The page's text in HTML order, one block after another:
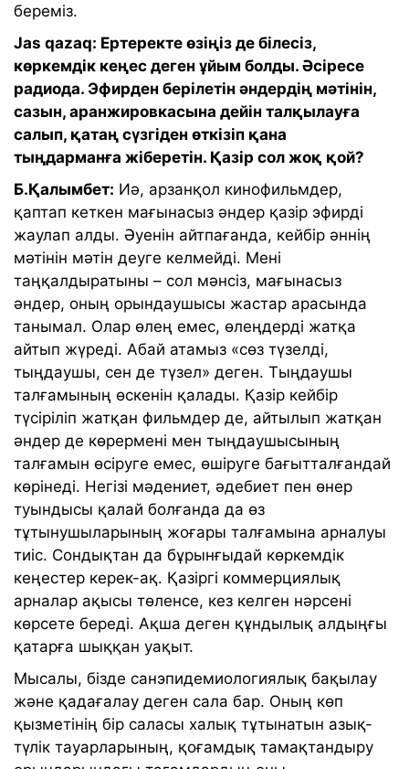
береміз.
Jas qazaq: Ертеректе өзіңіз де білесіз,
көркемдік кеңес деген ұйым болды. Әсіресе
радиода. Эфирден берілетін әндердің мәтінін,
сазын, аранжировкасына дейін талқылауға
салып, қатаң сүзгіден өткізіп қана
тыңдарманға жіберетін. Қазір сол жоқ қой?
Б.Қалымбет: Иә, арзанқол кинофильмдер,
қаптап кеткен мағынасыз әндер қазір эфирді
жаулап алды. Әуенін айтпағанда, кейбір әннің
мәтінін мәтін деуге келмейді. Мені
таңқалдыратыны – сол мәнсіз, мағынасыз
әндер, оның орындаушысы жастар арасында
танымал. Олар өлең емес, өлеңдерді жатқа
айтып жүреді. Абай атамыз «сөз түзелді,
тыңдаушы, сен де түзел» деген. Тыңдаушы
талғамының өскенін қалады. Қазір кейбір
түсіріліп жатқан фильмдер де, айтылып жатқан
әндер де көрермені мен тыңдаушысының
талғамын өсіруге емес, өшіруге бағытталғандай
көрінеді. Негізі мәдениет, әдебиет пен өнер
туындысы қалай болғанда да өз
тұтынушыларының жоғары талғамына арналуы
тиіс. Сондықтан да бұрынғыдай көркемдік
кеңестер керек-ақ. Қазіргі коммерциялық
арналар ақысы төленсе, кез келген нәрсені
көрсете береді. Ақша деген құндылық алдыңғы
қатарға шыққан уақыт.
Мысалы, бізде санэпидемиологиялық бақылау
және қадағалау деген сала бар. Оның көп
қызметінің бір саласы халық тұтынатын азық-
түлік тауарларының, қоғамдық тамақтандыру